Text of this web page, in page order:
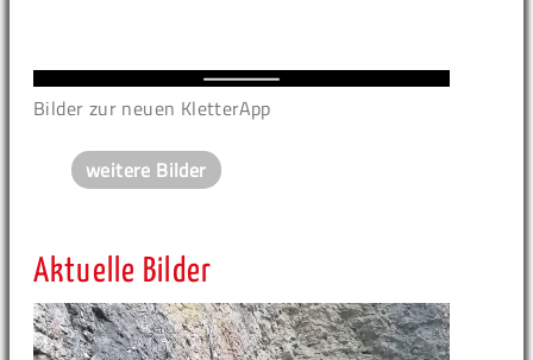
Bilder zur neuen KletterApp
weitere Bilder
Aktuelle Bilder